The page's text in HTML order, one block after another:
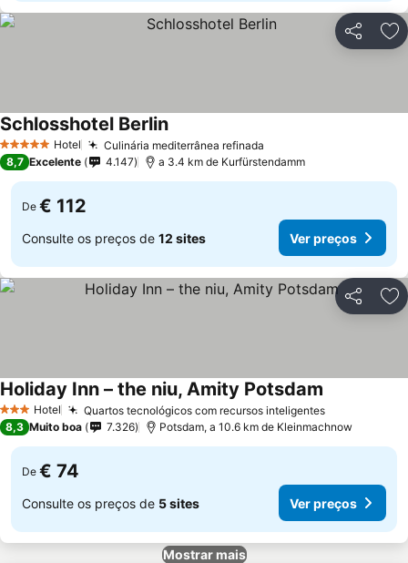
Partilhar
5 Estrelas Hotel Culinária mediterrânea refinada
Schlosshotel Berlin
8,7 Excelente 4.147 a 3.4 km de Kurfürstendamm
De € 112
Consulte os preços de 12 sites Ver preços
Partilhar
3 EstrelasHotel Quartos tecnológicos com recursos inteligentes
Holiday Inn – the niu, Amity Potsdam
8,3 Muito boa 7.326 Potsdam, a 10.6 km de Kleinmachnow
De € 74
Consulte os preços de 5 sites Ver preços
Mostrar mais